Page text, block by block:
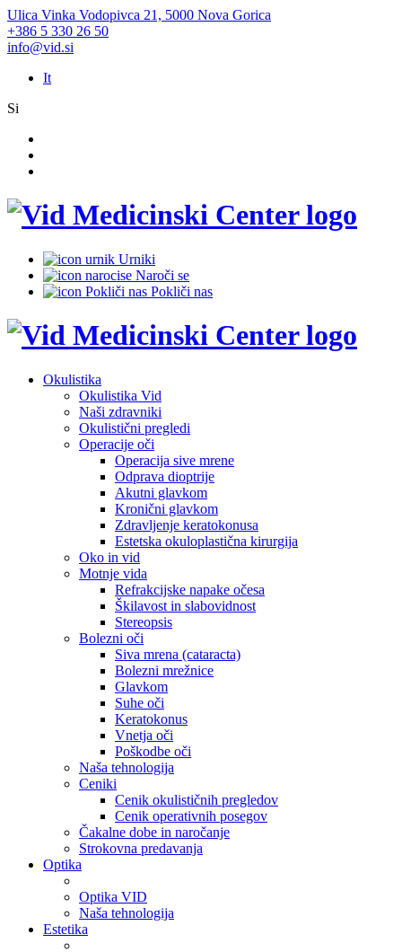
Ulica Vinka Vodopivca 21, 5000 Nova Gorica
+386 5 330 26 50
info@vid.si
It
Si
Urniki
Naroči se
Pokliči nas
Okulistika
Okulistika Vid
Naši zdravniki
Okulistični pregledi
Operacije oči
Operacija sive mrene
Odprava dioptrije
Akutni glavkom
Kronični glavkom
Zdravljenje keratokonusa
Estetska okuloplastična kirurgija
Oko in vid
Motnje vida
Refrakcijske napake očesa
Škilavost in slabovidnost
Stereopsis
Bolezni oči
Siva mrena (cataracta)
Bolezni mrežnice
Glavkom
Suhe oči
Keratokonus
Vnetja oči
Poškodbe oči
Naša tehnologija
Ceniki
Cenik okulističnih pregledov
Cenik operativnih posegov
Čakalne dobe in naročanje
Strokovna predavanja
Optika
Optika VID
Naša tehnologija
Estetika